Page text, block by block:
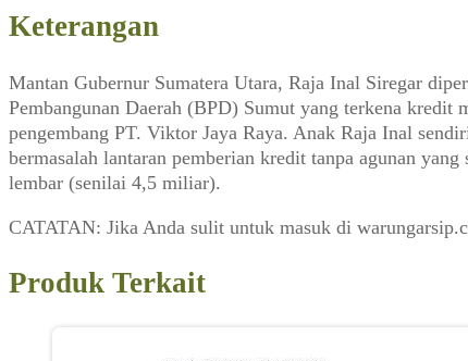
1998)
Keterangan
Mantan Gubernur Sumatera Utara, Raja Inal Siregar
Pembangunan Daerah (BPD) Sumut yang terkena kredit
pengembang PT. Viktor Jaya Raya. Anak Raja Inal
bermasalah lantaran pemberian kredit tanpa agunan
lembar (senilai 4,5 miliar).
CATATAN: Jika Anda sulit untuk masuk di
Produk Terkait